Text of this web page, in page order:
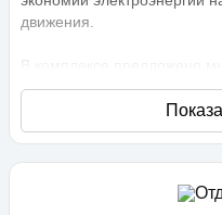
движения.
В комплексе предложено
решений: в наличии
европланировки. Они
высота потолков